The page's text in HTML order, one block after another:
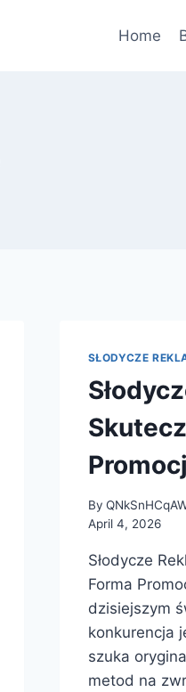
Home
SŁODYCZE
By
April 4, 2026
Słodycze
Forma
dzisiejszym
konkurencja
szuka
metod na